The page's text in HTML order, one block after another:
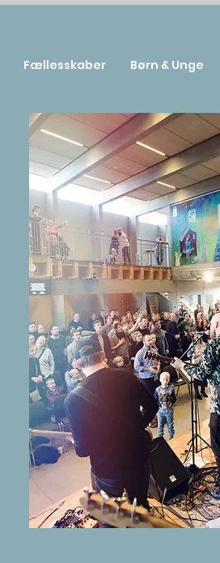
Fællesskaber Børn & Unge